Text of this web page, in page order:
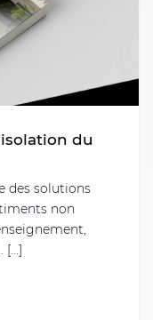
du
des solutions
non